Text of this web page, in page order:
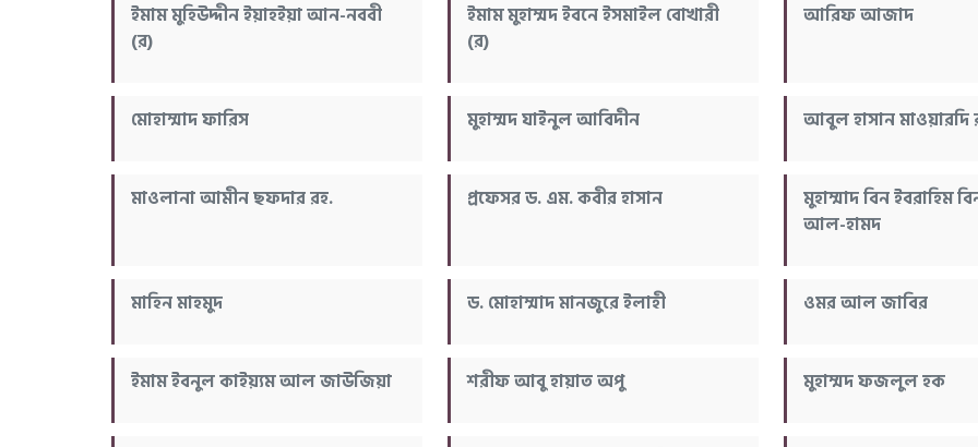
ইমাম মুহিউদ্দীন ইয়াহইয়া আন-নববী
(র)
ইমাম মুহাম্মদ ইবনে ইসমাইল বোখারী
(র)
আরিফ আজাদ
মোহাম্মাদ ফারিস মুহাম্মদ যাইনুল আবিদীন আবুল হাসান মাওয়ারদি
মাওলানা আমীন ছফদার রহ. প্রফেসর ড. এম. কবীর হাসান
মুহাম্মাদ বিন ইবরাহিম
আল-হামদ
মাহিন মাহমুদ ড. মােহাম্মাদ মানজুরে ইলাহী ওমর আল জাবির
ইমাম ইবনুল কাইয়্যম আল জাউজিয়া শরীফ আবু হায়াত অপু মুহাম্মদ ফজলুল হক